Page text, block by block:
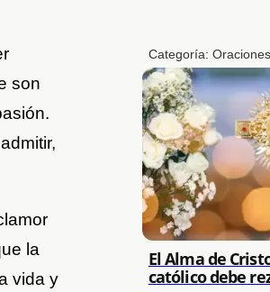
son
la
vida y
Categoría:
El Alma de
católico debe